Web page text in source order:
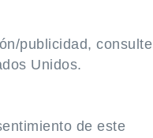
publicidad, consulte
Unidos.
de este